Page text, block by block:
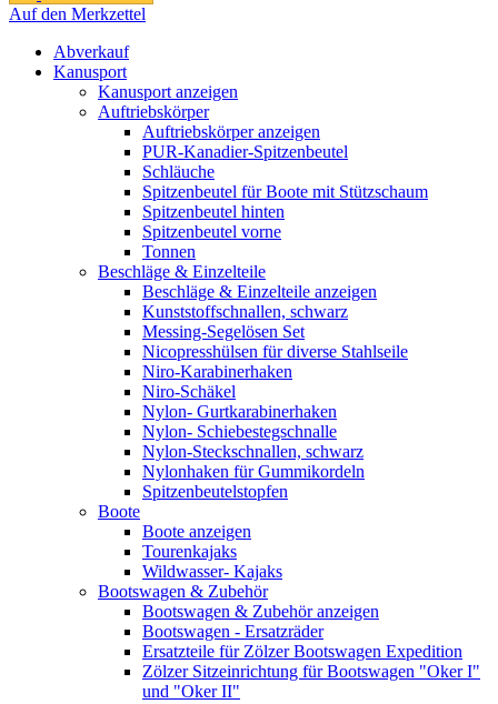
Auf den Merkzettel
Abverkauf
Kanusport
Kanusport anzeigen
Auftriebskörper
Auftriebskörper anzeigen
PUR-Kanadier-Spitzenbeutel
Schläuche
Spitzenbeutel für Boote mit Stützschaum
Spitzenbeutel hinten
Spitzenbeutel vorne
Tonnen
Beschläge & Einzelteile
Beschläge & Einzelteile anzeigen
Kunststoffschnallen, schwarz
Messing-Segelösen Set
Nicopresshülsen für diverse Stahlseile
Niro-Karabinerhaken
Niro-Schäkel
Nylon- Gurtkarabinerhaken
Nylon- Schiebestegschnalle
Nylon-Steckschnallen, schwarz
Nylonhaken für Gummikordeln
Spitzenbeutelstopfen
Boote
Boote anzeigen
Tourenkajaks
Wildwasser- Kajaks
Bootswagen & Zubehör
Bootswagen & Zubehör anzeigen
Bootswagen - Ersatzräder
Ersatzteile für Zölzer Bootswagen Expedition
Zölzer Sitzeinrichtung für Bootswagen "Oker I"
und "Oker II"